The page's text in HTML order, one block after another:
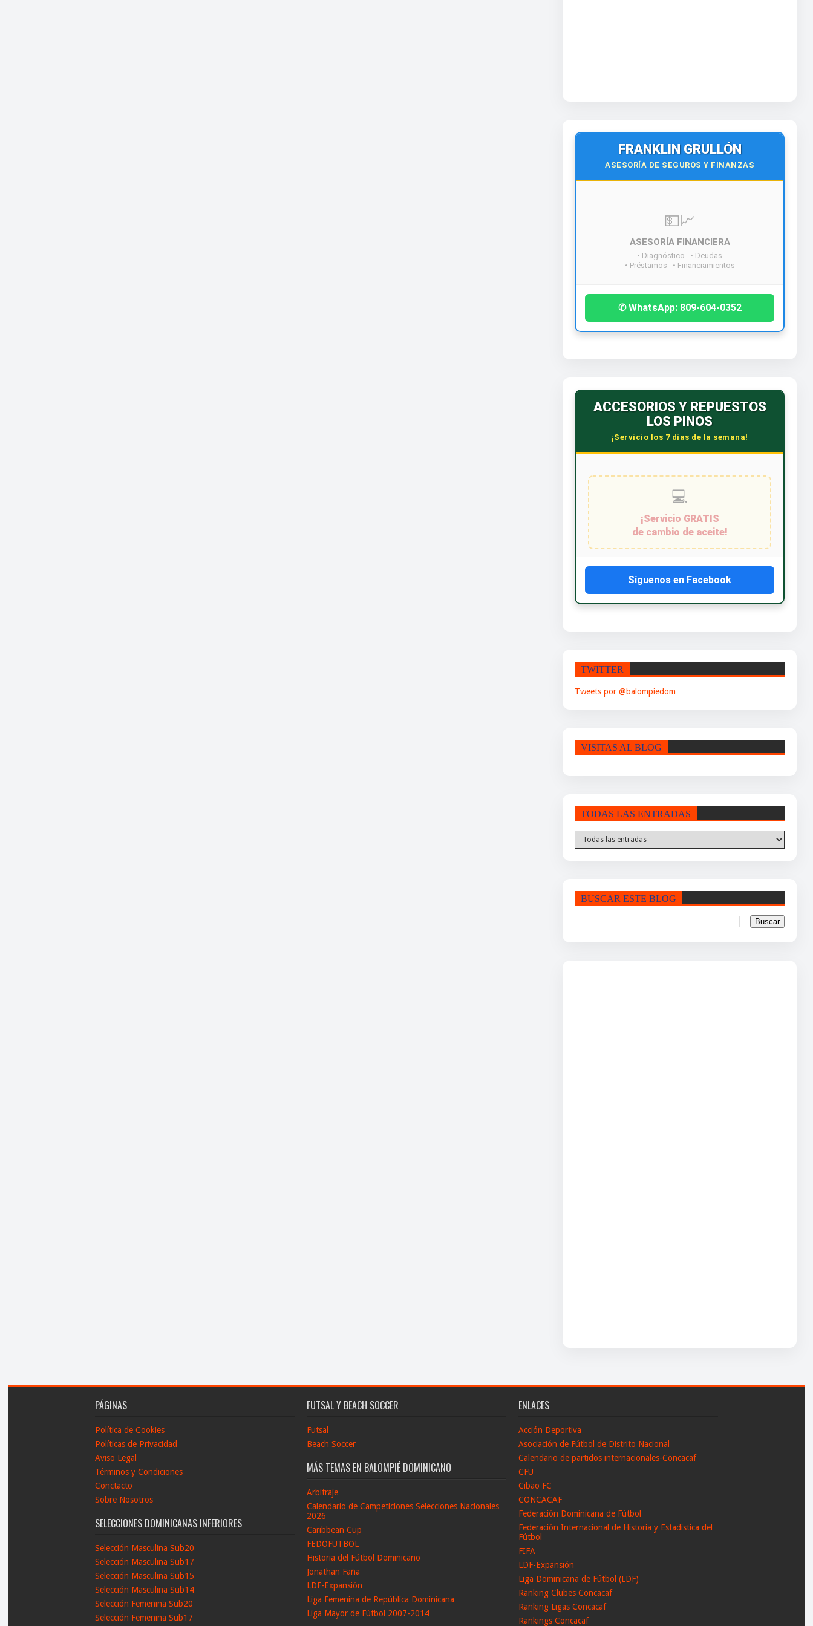
FRANKLIN GRULLÓN
ASESORÍA DE SEGUROS Y FINANZAS
💵📈
ASESORÍA FINANCIERA
• Préstamos • Financiamientos
¡Contáctanos hoy!
✆ WhatsApp: 809-604-0352
ACCESORIOS Y REPUESTOS
LOS PINOS
¡Servicio los 7 días de la semana!
💻
¡Servicio GRATIS
de cambio de aceite!
Síguenos en Facebook
TWITTER
Tweets por @balompiedom
VISITAS AL BLOG
TODAS LAS ENTRADAS
BUSCAR ESTE BLOG
PÁGINAS
Política de Cookies
Políticas de Privacidad
Aviso Legal
Términos y Condiciones
Conctacto
Sobre Nosotros
SELECCIONES DOMINICANAS INFERIORES
Selección Masculina Sub20
Selección Masculina Sub17
Selección Masculina Sub15
Selección Masculina Sub14
Selección Femenina Sub20
Selección Femenina Sub17
FUTSAL Y BEACH SOCCER
Futsal
Beach Soccer
MÁS TEMAS EN BALOMPIÉ DOMINICANO
Arbitraje
Calendario de Campeticiones Selecciones Nacionales
2026
Caribbean Cup
FEDOFUTBOL
Historia del Fútbol Dominicano
Jonathan Faña
LDF-Expansión
Liga Femenina de República Dominicana
Liga Mayor de Fútbol 2007-2014
ENLACES
Acción Deportiva
Asociación de Fútbol de Distrito Nacional
Calendario de partidos internacionales-Concacaf
CFU
Cibao FC
CONCACAF
Federación Dominicana de Fútbol
Federación Internacional de Historia y Estadistica del
Fútbol
FIFA
LDF-Expansión
Liga Dominicana de Fútbol (LDF)
Ranking Clubes Concacaf
Ranking Ligas Concacaf
Rankings Concacaf